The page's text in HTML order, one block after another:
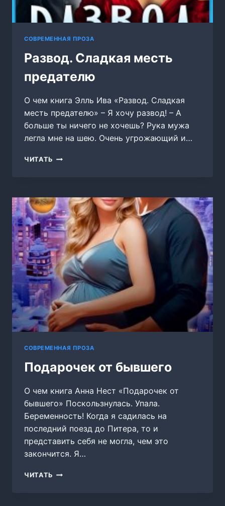
СОВРЕМЕННАЯ ПРОЗА
Развод. Сладкая месть
предателю
О чем книга Элль Ива «Развод. Сладкая
месть предателю» – Я хочу развод! – А
больше ты ничего не хочешь? Рука мужа
легла мне на шею. Очень угрожающий и…
ЧИТАТЬ РАЗВОД.
СОВРЕМЕННАЯ ПРОЗА
Подарочек от бывшего
О чем книга Анна Нест «Подарочек от
бывшего» Поскользнулась. Упала.
Беременность! Когда я садилась на
последний поезд до Питера, то и
представить себя не могла, чем это
закончится. Я…
ЧИТАТЬ ПОДАРОЧЕК